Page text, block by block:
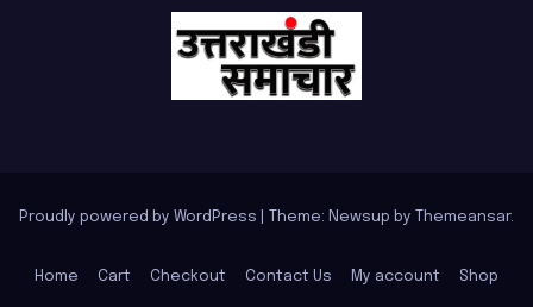
Proudly powered by WordPress Theme: Newsup by Themeansar.
Home Cart Checkout Contact Us My account Shop